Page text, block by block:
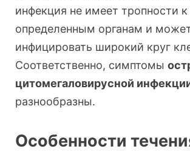
инфекция не имеет тропности к
определенным органам и
инфицировать широкий круг
Соответственно, симптомы
цитомегаловирусной
разнообразны.
Особенности